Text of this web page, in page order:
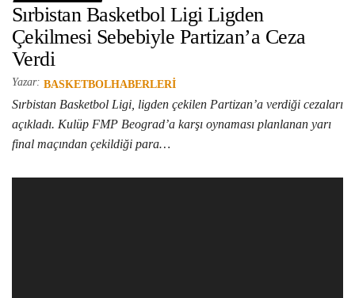
Sırbistan Basketbol Ligi Ligden
Çekilmesi Sebebiyle Partizan’a Ceza
Verdi
Yazar: BASKETBOLHABERLERI
Sırbistan Basketbol Ligi, ligden çekilen Partizan’a verdiği cezaları
açıkladı. Kulüp FMP Beograd’a karşı oynaması planlanan yarı
final maçından çekildiği para…